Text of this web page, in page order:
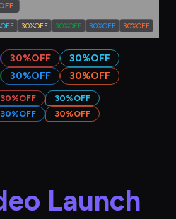
30%OFF 30%OFF 30%OFF 30%OFF
30%OFF
30%OFF
30%OFF 30%OFF
30%OFF
30%OFF
30%OFF 30%OFF
Launch